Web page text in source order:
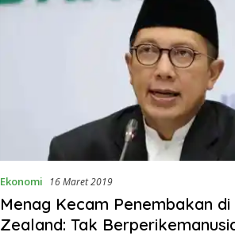
Ekonomi 16 Maret 2019
Menag Kecam Penembakan di
Zealand: Tak